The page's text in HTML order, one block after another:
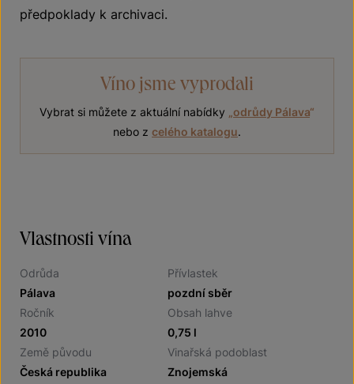
předpoklady k archivaci.
Víno jsme vyprodali
Vybrat si můžete z aktuální nabídky odrůdy Pálava“
nebo z celého katalogu.
Vlastnosti vína
Odrůda
Pálava
Přívlastek
pozdní sběr
Ročník
2010
Obsah lahve
0,75 l
Země původu
Česká republika
Vinařská podoblast
Znojemská